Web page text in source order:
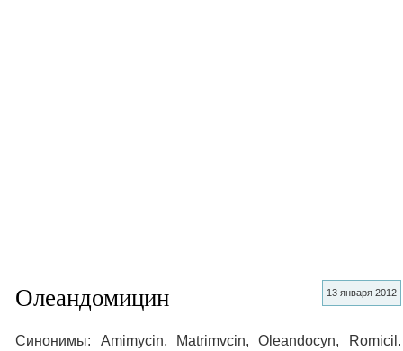
13 января 2012
Олеандомицин
Синонимы: Amimycin, Matrimvcin, Oleandocyn, Romicil.